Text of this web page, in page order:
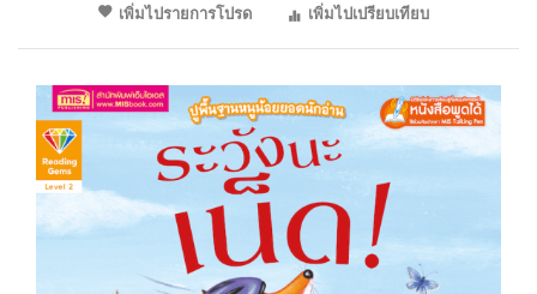
เพิ่มไปรายการโปรด
เพิ่มไปเปรียบเทียบ